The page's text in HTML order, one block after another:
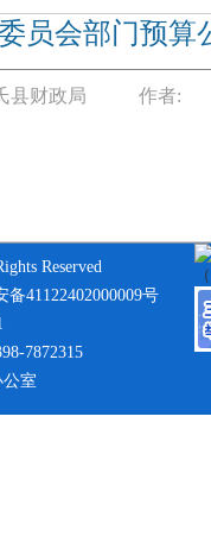
员会部门预算
县财政局 作者:
Reserved
备41122402000009号
7872315
室